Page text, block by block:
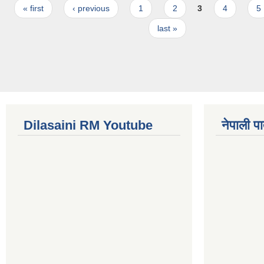
Pages
« first ‹ previous 1 2 3 4 5
last »
Dilasaini RM Youtube नेपाली